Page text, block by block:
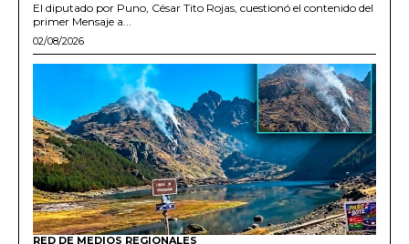
El diputado por Puno, César Tito Rojas, cuestionó el contenido del
primer Mensaje a...
02/08/2026
RED DE MEDIOS REGIONALES